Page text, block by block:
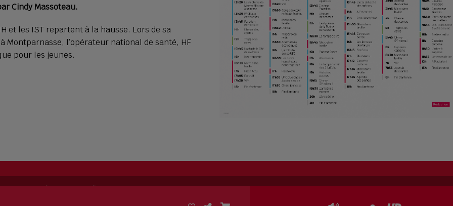
Cindy Massoteau.
et les IST repartent à la hausse. Lors de sa
Montparnasse, l’opérateur national de santé, HF
pour les jeunes.
permet decréer sa propre radiofacilement.